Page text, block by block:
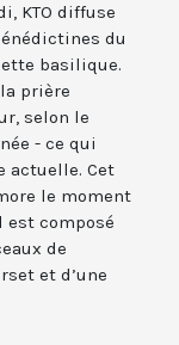
KTO diffuse
du
basilique.
prière
selon le
- ce qui
actuelle. Cet
le moment
est composé
de
et d’une